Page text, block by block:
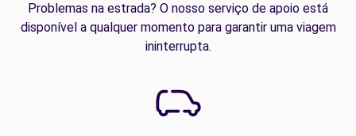
Problemas na estrada? O nosso serviço de apoio está
disponível a qualquer momento para garantir uma viagem
ininterrupta.